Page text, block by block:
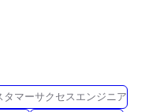
タマーサクセスエンジニア